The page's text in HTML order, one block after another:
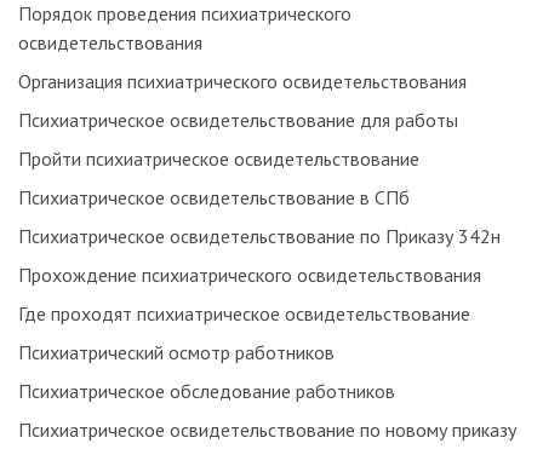
Порядок проведения психиатрического
освидетельствования
Организация психиатрического освидетельствования
Психиатрическое освидетельствование для работы
Пройти психиатрическое освидетельствование
Психиатрическое освидетельствование в СПб
Психиатрическое освидетельствование по Приказу 342н
Прохождение психиатрического освидетельствования
Где проходят психиатрическое освидетельствование
Психиатрический осмотр работников
Психиатрическое обследование работников
Психиатрическое освидетельствование по новому приказу